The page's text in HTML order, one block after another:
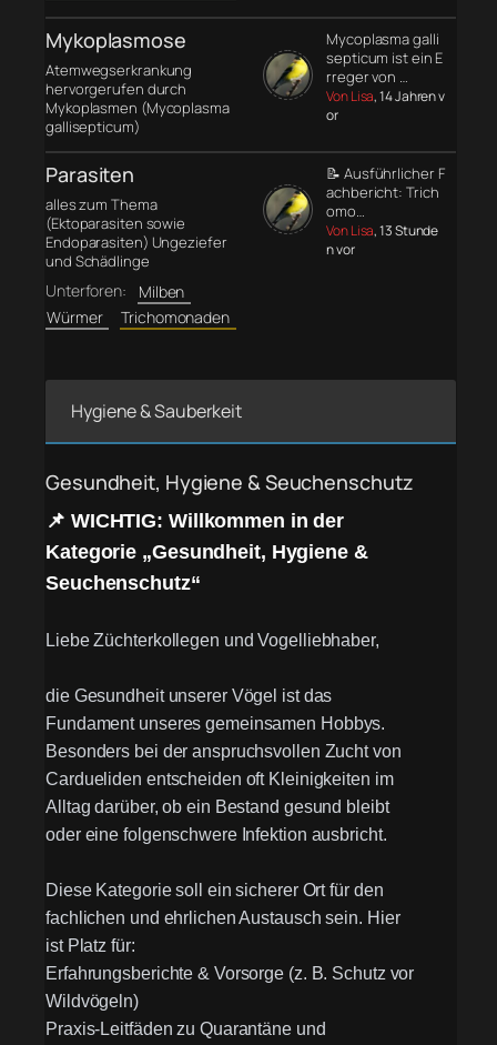
Mykoplasmose
Atemwegserkrankung
hervorgerufen durch
Mykoplasmen (Mycoplasma
gallisepticum)
Mycoplasma galli
septicum ist ein E
rreger von …
Von Lisa, 14 Jahren v
or
Parasiten
alles zum Thema
(Ektoparasiten sowie
Endoparasiten) Ungeziefer
und Schädlinge
Unterforen:
Milben
Würmer
Trichomonaden
📝 Ausführlicher F
achbericht: Trich
omo…
Von Lisa, 13 Stunde
n vor
Hygiene & Sauberkeit
Gesundheit, Hygiene & Seuchenschutz
📌 WICHTIG: Willkommen in der
Kategorie „Gesundheit, Hygiene &
Seuchenschutz“
Liebe Züchterkollegen und Vogelliebhaber,
die Gesundheit unserer Vögel ist das
Fundament unseres gemeinsamen Hobbys.
Besonders bei der anspruchsvollen Zucht von
Cardueliden entscheiden oft Kleinigkeiten im
Alltag darüber, ob ein Bestand gesund bleibt
oder eine folgenschwere Infektion ausbricht.
Diese Kategorie soll ein sicherer Ort für den
fachlichen und ehrlichen Austausch sein. Hier
ist Platz für:
Erfahrungsberichte & Vorsorge (z. B. Schutz vor
Wildvögeln)
Praxis-Leitfäden zu Quarantäne und